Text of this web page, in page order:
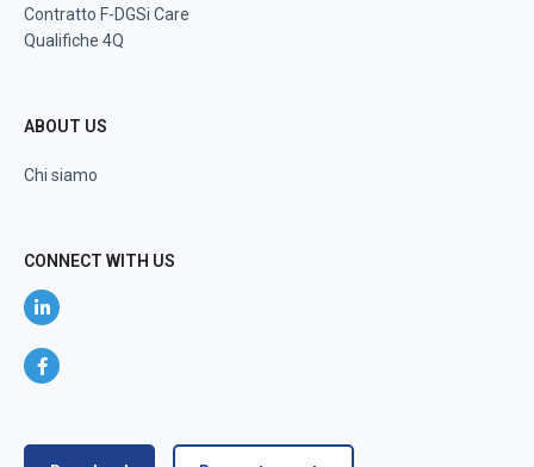
Contratto F-DGSi Care
Qualifiche 4Q
ABOUT US
Chi siamo
CONNECT WITH US